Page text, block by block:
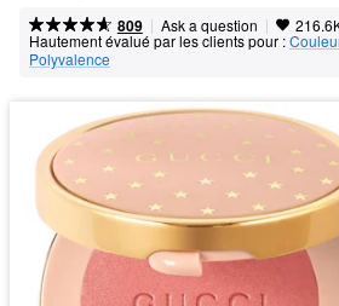
809 | Ask a question |
Hautement évalué par les clients pour :
Polyvalence